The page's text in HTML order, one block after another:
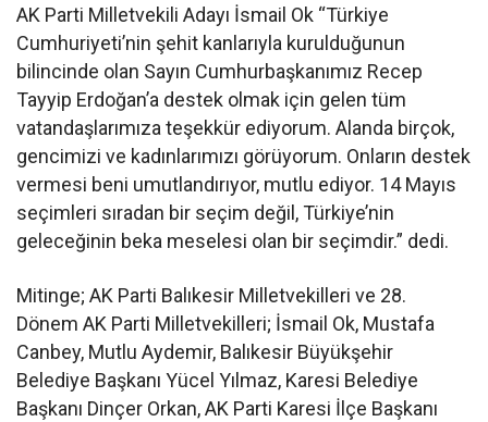
AK Parti Milletvekili Adayı İsmail Ok “Türkiye
Cumhuriyeti’nin şehit kanlarıyla kurulduğunun
bilincinde olan Sayın Cumhurbaşkanımız Recep
Tayyip Erdoğan’a destek olmak için gelen tüm
vatandaşlarımıza teşekkür ediyorum. Alanda birçok,
gencimizi ve kadınlarımızı görüyorum. Onların destek
vermesi beni umutlandırıyor, mutlu ediyor. 14 Mayıs
seçimleri sıradan bir seçim değil, Türkiye’nin
geleceğinin beka meselesi olan bir seçimdir.” dedi.
Mitinge; AK Parti Balıkesir Milletvekilleri ve 28.
Dönem AK Parti Milletvekilleri; İsmail Ok, Mustafa
Canbey, Mutlu Aydemir, Balıkesir Büyükşehir
Belediye Başkanı Yücel Yılmaz, Karesi Belediye
Başkanı Dinçer Orkan, AK Parti Karesi İlçe Başkanı